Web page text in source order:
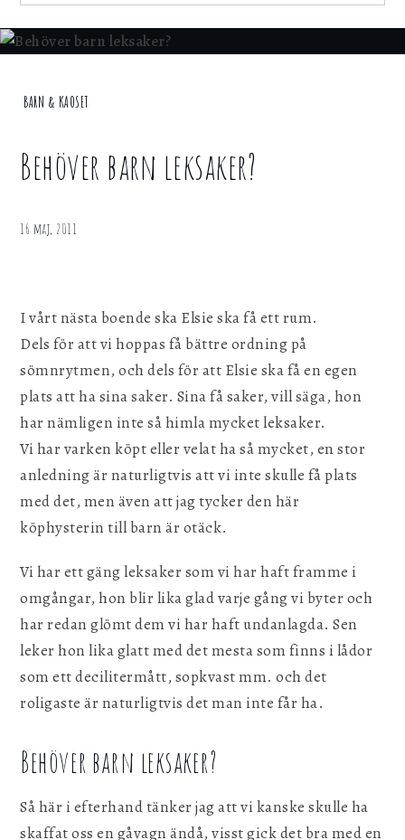
Home
Kaoset
Behöver
leksaker?
BARN & KAOSET
Behöver barn leksaker?
16 maj, 2011
I vårt nästa boende ska Elsie ska få ett rum.
Dels för att vi hoppas få bättre ordning på
sömnrytmen, och dels för att Elsie ska få en egen
plats att ha sina saker. Sina få saker, vill säga, hon
har nämligen inte så himla mycket leksaker.
Vi har varken köpt eller velat ha så mycket, en stor
anledning är naturligtvis att vi inte skulle få plats
med det, men även att jag tycker den här
köphysterin till barn är otäck.
Vi har ett gäng leksaker som vi har haft framme i
omgångar, hon blir lika glad varje gång vi byter och
har redan glömt dem vi har haft undanlagda. Sen
leker hon lika glatt med det mesta som finns i lådor
som ett decilitermått, sopkvast mm. och det
roligaste är naturligtvis det man inte får ha.
Behöver barn leksaker?
Så här i efterhand tänker jag att vi kanske skulle ha
skaffat oss en gåvagn ändå, visst gick det bra med en
för att webbplatsen ska fungera.
Statistik
information och funktionalitet vill vi samla in
Genom att dela ditt surfbeteende på vår